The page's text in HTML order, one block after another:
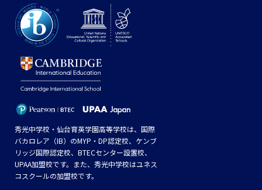
秀光中学校・仙台育英学園高等学校は、国際
バカロレア（IB）のMYP・DP認定校、ケンブ
リッジ国際認定校、BTECセンター設置校、
UPAA加盟校です。また、秀光中学校はユネス
コスクールの加盟校です。